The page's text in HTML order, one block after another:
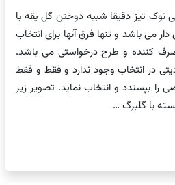
تیز دقیقا شبیه دوختن گل یقه با
می باشد و تنها فرق آنها برای انتخاب
کننده و طرح درخواستی می باشد.
در انتخاب وجود ندارد و فقط و فقط
بپسندد و انتخاب نماید. تصویر زیر
با گلبرگ …